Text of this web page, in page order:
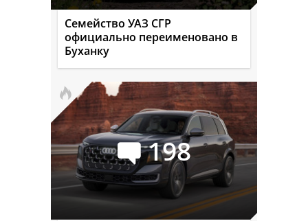
Семейство УАЗ СГР
официально переименовано в
Буханку
198